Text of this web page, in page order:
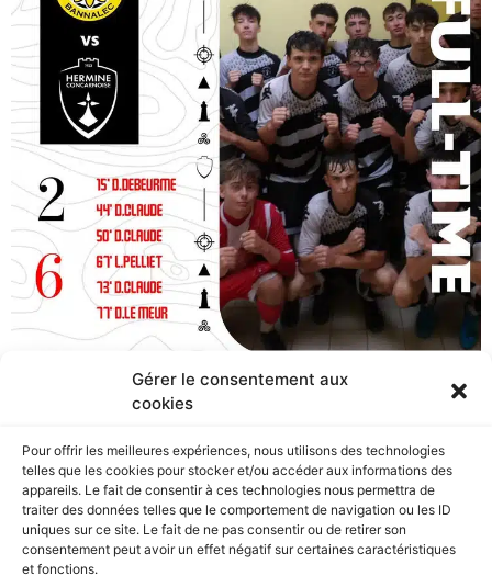
Gérer le consentement aux
cookies
Pour offrir les meilleures expériences, nous utilisons des technologies
telles que les cookies pour stocker et/ou accéder aux informations des
appareils. Le fait de consentir à ces technologies nous permettra de
traiter des données telles que le comportement de navigation ou les ID
uniques sur ce site. Le fait de ne pas consentir ou de retirer son
consentement peut avoir un effet négatif sur certaines caractéristiques
et fonctions.
RÉSULTAT GAMBARDELLA 🏆 LES
JEUNES S’IMPOSENT ÉGALEMENT
CONTRE BANNALEC EN…
Résultat Gambardella 🏆